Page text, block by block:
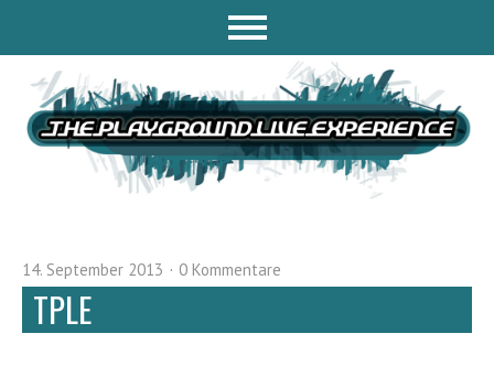
14. September 2013 0 Kommentare
TPLE